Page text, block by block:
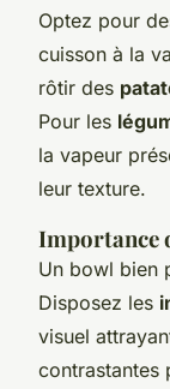
Optez pour
cuisson à la
rôtir des
Pour les
la vapeur
leur texture.
Importance
Un bowl bien
Disposez les
visuel
contrastantes